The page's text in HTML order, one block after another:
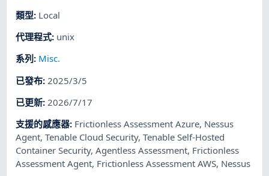
類型: Local
代理程式: unix
系列 : Misc.
已發布: 2025/3/5
已更新: 2026/7/17
支援的感應器: Frictionless Assessment Azure, Nessus
Agent,Tenable Cloud Security,Tenable Self-Hosted
Container Security,Agentless Assessment, Frictionless
Assessment Agent, Frictionless Assessment AWS, Nessus